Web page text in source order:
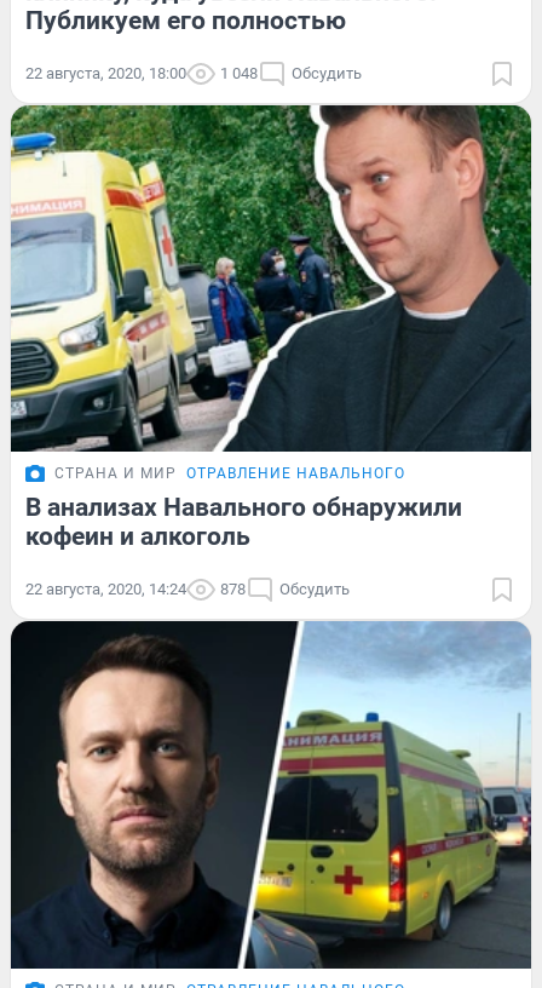
Публикуем его полностью
22 августа, 2020, 18:00 1 048 Обсудить
СТРАНА И МИР ОТРАВЛЕНИЕ НАВАЛЬНОГО
В анализах Навального обнаружили
кофеин и алкоголь
22 августа, 2020, 14:24 878 Обсудить